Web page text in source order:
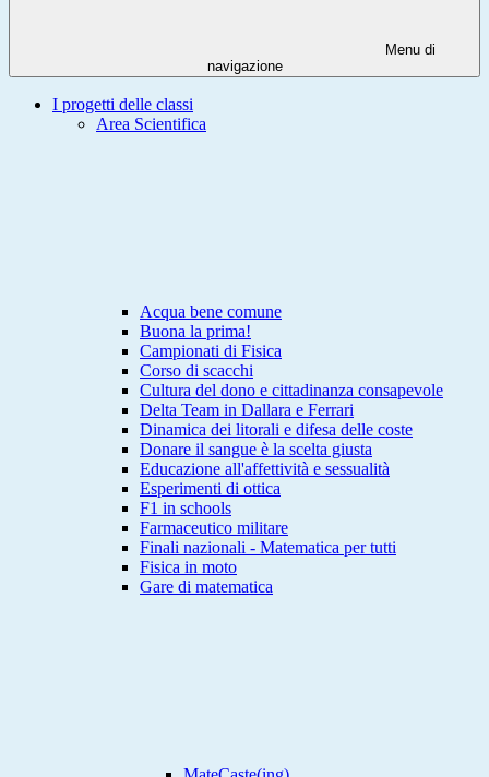
Menu di
navigazione
I progetti delle classi
Area Scientifica
Acqua bene comune
Buona la prima!
Campionati di Fisica
Corso di scacchi
Cultura del dono e cittadinanza consapevole
Delta Team in Dallara e Ferrari
Dinamica dei litorali e difesa delle coste
Donare il sangue è la scelta giusta
Educazione all'affettività e sessualità
Esperimenti di ottica
F1 in schools
Farmaceutico militare
Finali nazionali - Matematica per tutti
Fisica in moto
Gare di matematica